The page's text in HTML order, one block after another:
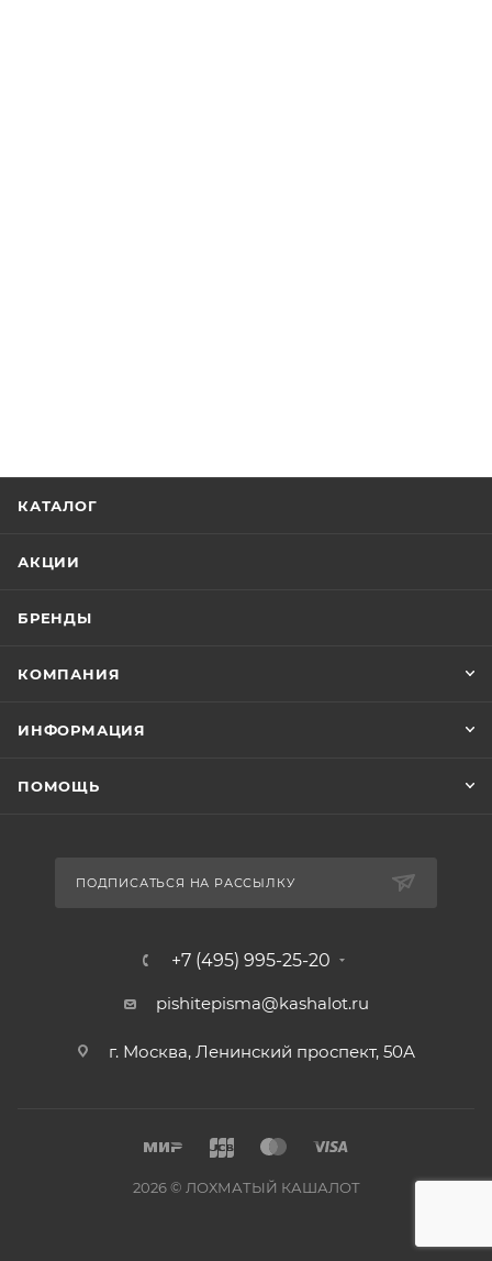
КАТАЛОГ
АКЦИИ
БРЕНДЫ
КОМПАНИЯ
ИНФОРМАЦИЯ
ПОМОЩЬ
ПОДПИСАТЬСЯ НА РАССЫЛКУ
+7 (495) 995-25-20​
pishitepisma@kashalot.ru
г. Москва, Ленинский проспект, 50А​
2026 © ЛОХМАТЫЙ КАШАЛОТ